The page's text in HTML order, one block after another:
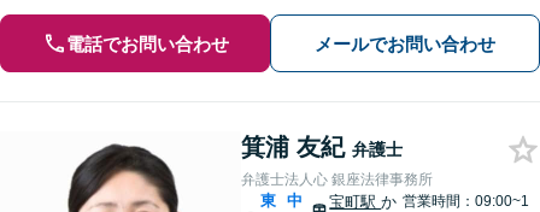
電話でお問い合わせ メールでお問い合わせ
箕浦 友紀 弁護士
弁護士法人心 銀座法律事務所
東
中
宝町駅か 営業時間：09:00~1